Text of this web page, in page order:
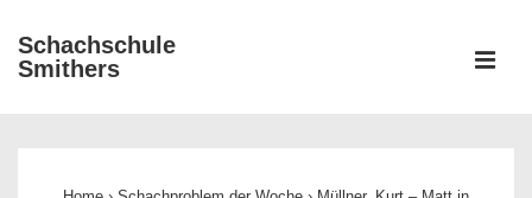
Zum
Inhalt
Schachschule
Smithers